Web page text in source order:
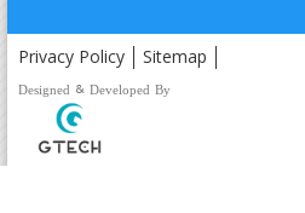
Privacy Policy Sitemap
Designed & Developed By